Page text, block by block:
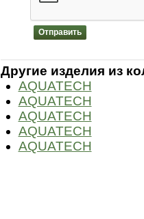
Отправить
Другие изделия из
AQUATECH
AQUATECH
AQUATECH
AQUATECH
AQUATECH